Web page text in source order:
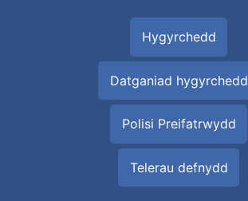
Hygyrchedd
Datganiad hygyrchedd
Polisi Preifatrwydd
Telerau defnydd